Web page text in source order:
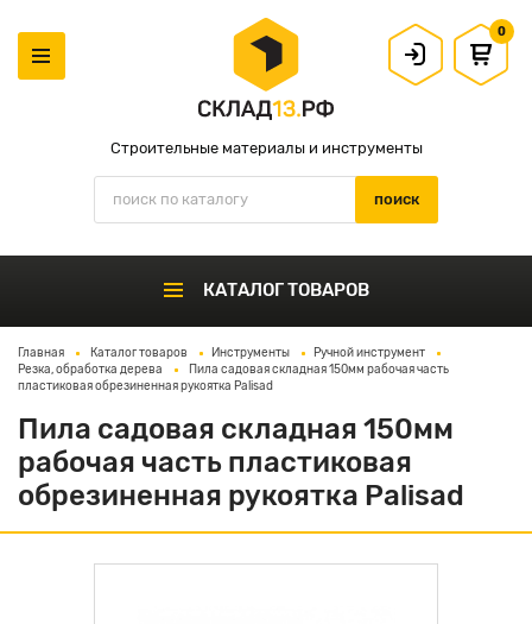
Строительные материалы и инструменты
0
КАТАЛОГ ТОВАРОВ
Главная Каталог товаров Инструменты
Ручной инструмент
Резка, обработка дерева
Пила садовая складная 150мм рабочая часть
пластиковая обрезиненная рукоятка Palisad
Пила садовая складная 150мм
рабочая часть пластиковая
обрезиненная рукоятка Palisad